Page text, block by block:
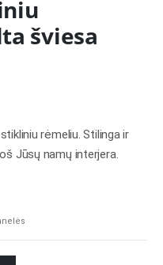
šviesa
rėmeliu. Stilinga ir
Jūsų namų interjera.